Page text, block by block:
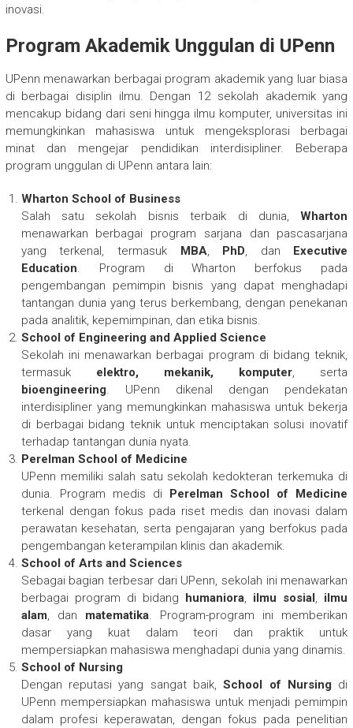
inovasi.
Program Akademik Unggulan di UPenn
UPenn menawarkan berbagai program akademik yang luar biasa
di berbagai disiplin ilmu. Dengan 12 sekolah akademik yang
mencakup bidang dari seni hingga ilmu komputer, universitas ini
memungkinkan mahasiswa untuk mengeksplorasi berbagai
minat dan mengejar pendidikan interdisipliner. Beberapa
program unggulan di UPenn antara lain:
Wharton School of Business
Salah satu sekolah bisnis terbaik di dunia,Wharton
menawarkan berbagai program sarjana dan pascasarjana
yang terkenal, termasuk MBA, PhD, dan Executive
Education. Program di Wharton berfokus pada
pengembangan pemimpin bisnis yang dapat menghadapi
tantangan dunia yang terus berkembang, dengan penekanan
pada analitik, kepemimpinan, dan etika bisnis.
School of Engineering and Applied Science
Sekolah ini menawarkan berbagai program di bidang teknik,
termasuk elektro, mekanik, komputer, serta
bioengineering. UPenn dikenal dengan pendekatan
interdisipliner yang memungkinkan mahasiswa untuk bekerja
di berbagai bidang teknik untuk menciptakan solusi inovatif
terhadap tantangan dunia nyata.
Perelman School of Medicine
UPenn memiliki salah satu sekolah kedokteran terkemuka di
dunia. Program medis di Perelman School of Medicine
terkenal dengan fokus pada riset medis dan inovasi dalam
perawatan kesehatan, serta pengajaran yang berfokus pada
pengembangan keterampilan klinis dan akademik.
School of Arts and Sciences
Sebagai bagian terbesar dari UPenn, sekolah ini menawarkan
berbagai program di bidang humaniora, ilmu sosial, ilmu
alam, dan matematika. Program-program ini memberikan
dasar yang kuat dalam teori dan praktik untuk
mempersiapkan mahasiswa menghadapi dunia yang dinamis.
School of Nursing
Dengan reputasi yang sangat baik,School of Nursing di
UPenn mempersiapkan mahasiswa untuk menjadi pemimpin
dalam profesi keperawatan, dengan fokus pada penelitian